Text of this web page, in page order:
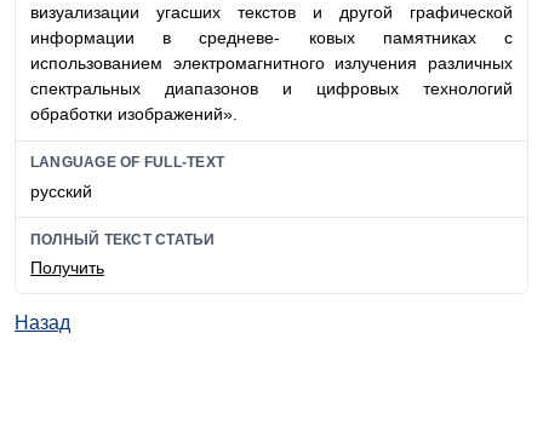
визуализации угасших текстов и другой графической
информации в средневе- ковых памятниках с
использованием электромагнитного излучения различных
спектральных диапазонов и цифровых технологий
обработки изображений».
LANGUAGE OF FULL-TEXT
русский
ПОЛНЫЙ ТЕКСТ СТАТЬИ
Получить
Назад